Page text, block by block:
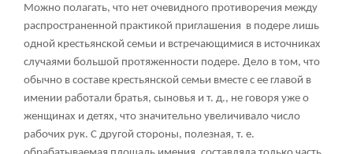
Можно полагать, что нет очевидного противоречия между
распространенной практикой приглашения в подере лишь
одной крестьянской семьи и встречающимися в источниках
случаями большой протяженности подере. Дело в том, что
обычно в составе крестьянской семьи вместе с ее главой в
имении работали братья, сыновья и т. д., не говоря уже о
женщинах и детях, что значительно увеличивало число
рабочих рук. С другой стороны, полезная, т. е.